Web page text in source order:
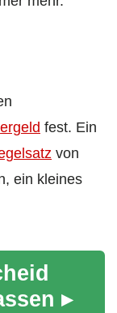
fest. Ein
von
ein kleines
▸